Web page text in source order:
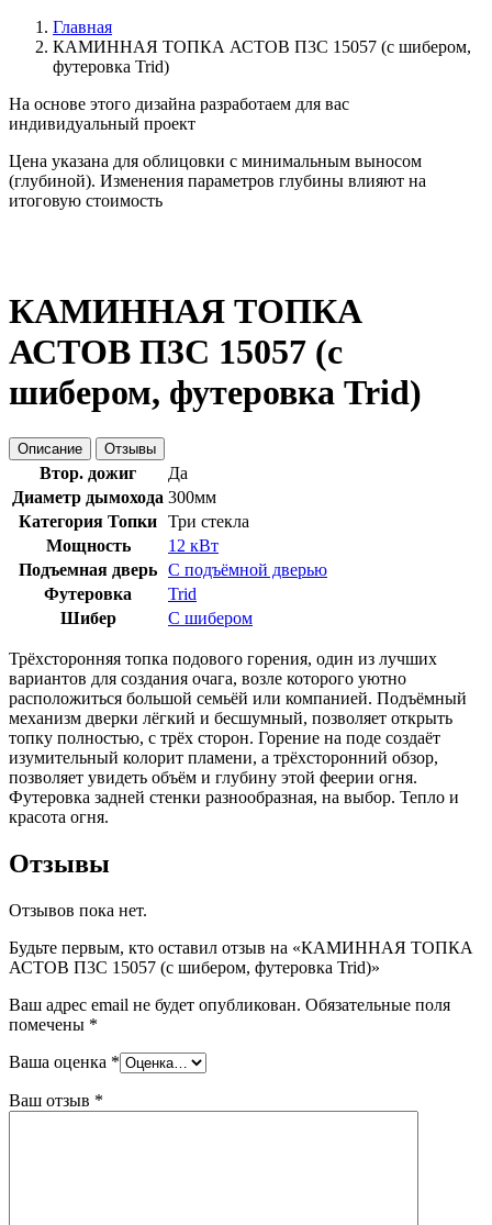
Главная
КАМИННАЯ ТОПКА АСТОВ П3С 15057 (с шибером,
футеровка Trid)
На основе этого дизайна разработаем для вас
индивидуальный проект
Цена указана для облицовки с минимальным выносом
(глубиной). Изменения параметров глубины влияют на
итоговую стоимость
КАМИННАЯ ТОПКА
АСТОВ П3С 15057 (с
шибером, футеровка Trid)
Описание Отзывы
Втор. дожиг
Да
Диаметр дымохода 300мм
Категория Топки Три стекла
Мощность
12 кВт
Подъемная дверь С подъёмной дверью
Футеровка
Trid
Шибер
С шибером
Трёхсторонняя топка подового горения, один из лучших
вариантов для создания очага, возле которого уютно
расположиться большой семьёй или компанией. Подъёмный
механизм дверки лёгкий и бесшумный, позволяет открыть
топку полностью, с трёх сторон. Горение на поде создаёт
изумительный колорит пламени, а трёхсторонний обзор,
позволяет увидеть объём и глубину этой феерии огня.
Футеровка задней стенки разнообразная, на выбор. Тепло и
красота огня.
Отзывы
Отзывов пока нет.
Будьте первым, кто оставил отзыв на «КАМИННАЯ ТОПКА
АСТОВ П3С 15057 (с шибером, футеровка Trid)»
Ваш адрес email не будет опубликован. Обязательные поля
помечены *
Ваша оценка *
Ваш отзыв *